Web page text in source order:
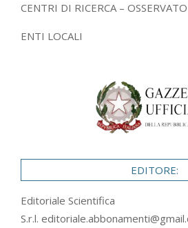
CENTRI DI RICERCA –
ENTI LOCALI
EDITORE:
Editoriale Scientifica
S.r.l.